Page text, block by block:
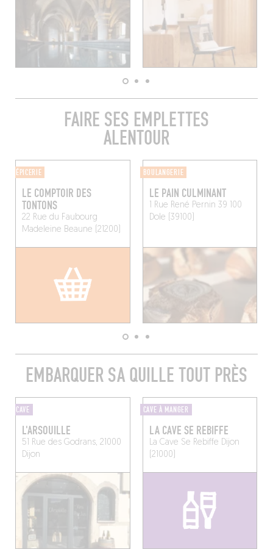
FAIRE SES EMPLETTES
ALENTOUR
ÉPICERIE
LE COMPTOIR DES
TONTONS
22 Rue du Faubourg
Madeleine Beaune (21200)
BOULANGERIE
LE PAIN CULMINANT
1 Rue René Pernin 39 100
Dole (39100)
EMBARQUER SA QUILLE TOUT PRÈS
CAVE
L'ARSOUILLE
51 Rue des Godrans, 21000
Dijon
CAVE À MANGER
LA CAVE SE REBIFFE
La Cave Se Rebiffe Dijon
(21000)